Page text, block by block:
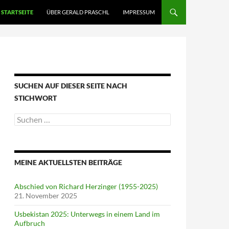
STARTSEITE ÜBER GERALD PRASCHL IMPRESSUM
SUCHEN AUF DIESER SEITE NACH
STICHWORT
Suche
nach:
MEINE AKTUELLSTEN BEITRÄGE
Abschied von Richard Herzinger (1955-2025)
21. November 2025
Usbekistan 2025: Unterwegs in einem Land im
Aufbruch